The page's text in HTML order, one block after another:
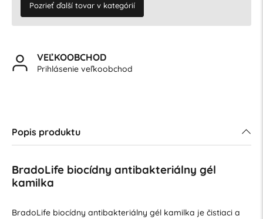
Pozrieť ďalší tovar v kategórií
VEĽKOOBCHOD
Prihlásenie veľkoobchod
Popis produktu
BradoLife biocídny antibakteriálny gél
kamilka
BradoLife biocídny antibakteriálny gél kamilka je čistiaci a